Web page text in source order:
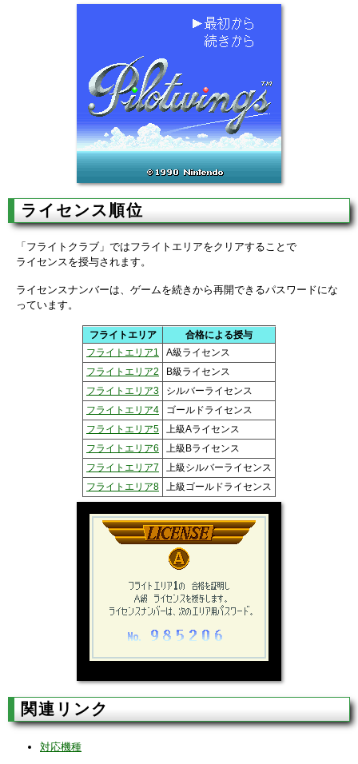
ライセンス順位
「フライトクラブ」ではフライトエリアをクリアすることで
ライセンスを授与されます。
ライセンスナンバーは、ゲームを続きから再開できるパスワードにな
っています。
フライトエリア
合格による授与
フライトエリア1
A級ライセンス
フライトエリア2
B級ライセンス
フライトエリア3
シルバーライセンス
フライトエリア4
ゴールドライセンス
フライトエリア5
上級Aライセンス
フライトエリア6
上級Bライセンス
フライトエリア7
上級シルバーライセンス
フライトエリア8
上級ゴールドライセンス
関連リンク
対応機種